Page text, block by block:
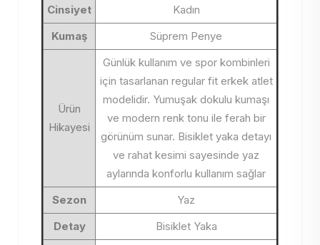
Cinsiyet
Kadın
Kumaş
Süprem Penye
Ürün
Hikayesi
Günlük kullanım ve spor kombinleri
için tasarlanan regular fit erkek atlet
modelidir. Yumuşak dokulu kumaşı
ve modern renk tonu ile ferah bir
görünüm sunar. Bisiklet yaka detayı
ve rahat kesimi sayesinde yaz
aylarında konforlu kullanım sağlar
Sezon
Yaz
Detay
Bisiklet Yaka